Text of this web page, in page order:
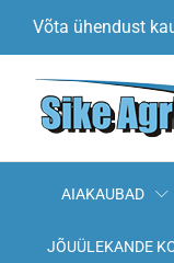
Võta ühendust
AIAKAUBAD
JÕUÜLEKANDE